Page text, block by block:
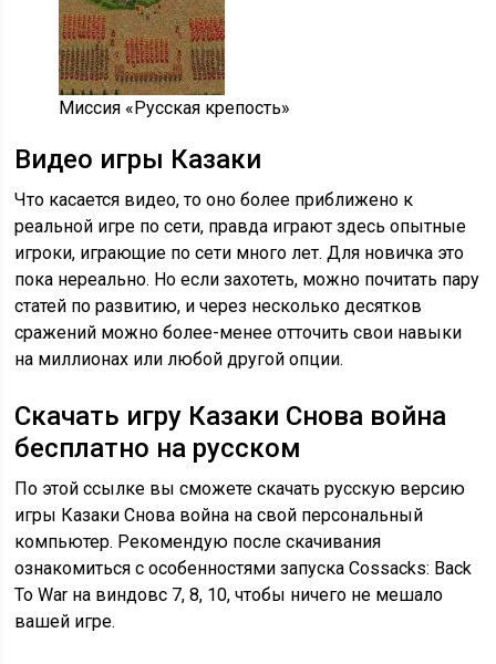
Миссия «Русская крепость»
Видео игры Казаки
Что касается видео, то оно более приближено к
реальной игре по сети, правда играют здесь опытные
игроки, играющие по сети много лет. Для новичка это
пока нереально. Но если захотеть, можно почитать пару
статей по развитию, и через несколько десятков
сражений можно более-менее отточить свои навыки
на миллионах или любой другой опции.
Скачать игру Казаки Снова война
бесплатно на русском
По этой ссылке вы сможете скачать русскую версию
игры Казаки Снова война на свой персональный
компьютер. Рекомендую после скачивания
ознакомиться с особенностями запуска Cossacks: Back
To War на виндовс 7, 8, 10, чтобы ничего не мешало
вашей игре.